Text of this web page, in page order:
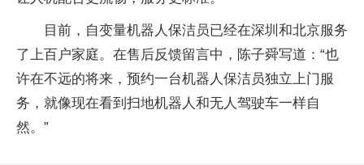
目前，自变量机器人保洁员已经在深圳和北京服务
了上百户家庭。在售后反馈留言中，陈子舜写道：“也
许在不远的将来，预约一台机器人保洁员独立上门服
务，就像现在看到扫地机器人和无人驾驶车一样自
然。”